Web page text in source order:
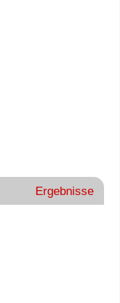
Ergebnisse